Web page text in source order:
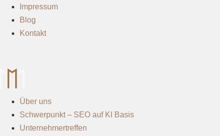
Impressum
Blog
Kontakt
Über uns
Schwerpunkt – SEO auf KI Basis
Unternehmertreffen